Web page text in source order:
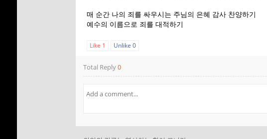
매 순간 나의 죄를 싸우시는 주님의 은혜 감사 찬양하기
예수의 이름으로 죄를 대적하기
Like 1 Unlike0
Total Reply0